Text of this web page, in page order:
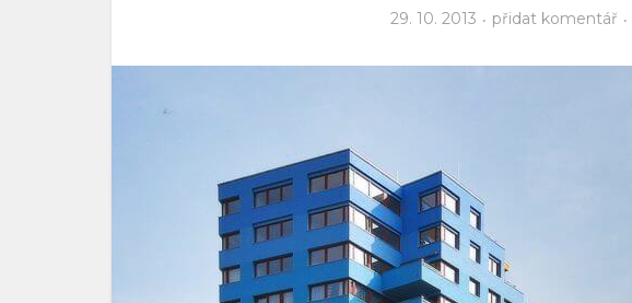
29. 10. 2013 přidat komentář